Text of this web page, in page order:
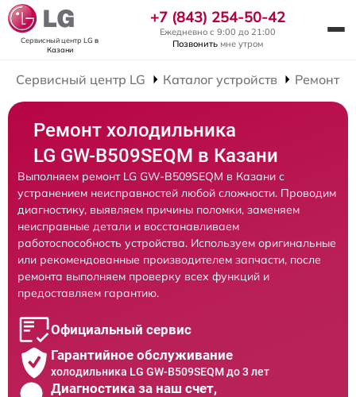
Сервисный центр LG в
Казани
+7 (843) 254-50-42
Ежедневно с 9:00 до 21:00
Позвонить мне утром
Сервисный центр LG Каталог устройств Ремонт
Ремонт холодильника
LG GW-B509SEQM в Казани
Выполняем ремонт LG GW-B509SEQM в Казани с
устранением неисправностей любой сложности. Проводим
диагностику, выявляем причины поломки, заменяем
неисправные детали и восстанавливаем
работоспособность устройства. Используем оригинальные
или рекомендованные производителем запчасти, после
ремонта выполняем проверку всех функций и
предоставляем гарантию.
Официальный сервис
Гарантийное обслуживание
холодильника LG GW-B509SEQM до 3 лет
Диагностика за наш счет,